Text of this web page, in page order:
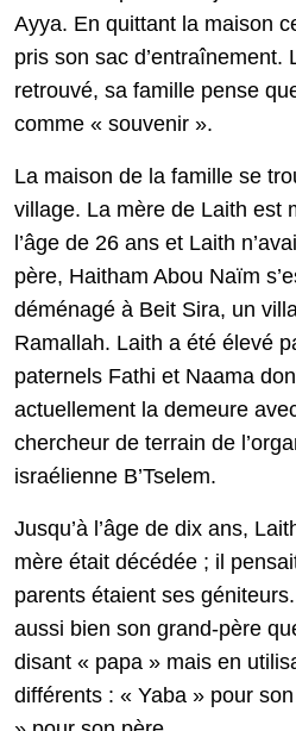
Ayya. En quittant la maison
pris son sac d’entraînement.
retrouvé, sa famille pense
comme « souvenir ».
La maison de la famille se
village. La mère de Laith est
l’âge de 26 ans et Laith
père, Haitham Abou Naïm
déménagé à Beit Sira, un
Ramallah. Laith a été élevé
paternels Fathi et Naama
actuellement la demeure
chercheur de terrain de
israélienne B’Tselem.
Jusqu’à l’âge de dix ans,
mère était décédée ; il
parents étaient ses
aussi bien son grand-père
disant « papa » mais en
différents : « Yaba » pour